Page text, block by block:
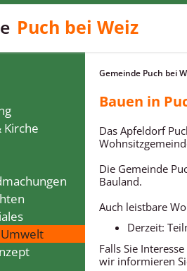
Puch bei Weiz
Kirche
Gemeinde Puch bei
Bauen in
Das Apfeldorf
Die Gemeinde
Bauland.
Auch leistbare
Derzeit:
Falls Sie
wir informieren